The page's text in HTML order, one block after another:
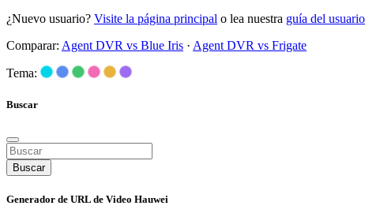
¿Nuevo usuario? Visite la página principal o lea nuestra guía del
Comparar: Agent DVR vs Blue Iris · Agent DVR vs Frigate
Tema:
Buscar
Buscar
Generador de URL de Video Hauwei